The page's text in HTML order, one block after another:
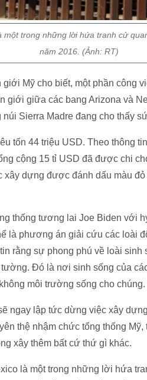
trong những lời hứa tranh cử
năm 2016. (Ảnh: RT)
Mỹ cho biết, một phần công
giữa các bang Arizona và
Sierra Madre đang cho thấy
tốn 44 triệu USD. Theo thông
cộng 15 tỉ USD đã được chi
dựng được đánh dấu màu
thống tương lai Joe Biden với
là phương án giải cứu các loài
rằng sự phong phú về loài sinh
Đó là nơi sinh sống của
môi trường sống cho chúng.
ngay lập tức dừng việc xây
thệ nhậm chức tổng thống
xây thêm bất cứ thứ gì khác.
là một trong những lời hứa